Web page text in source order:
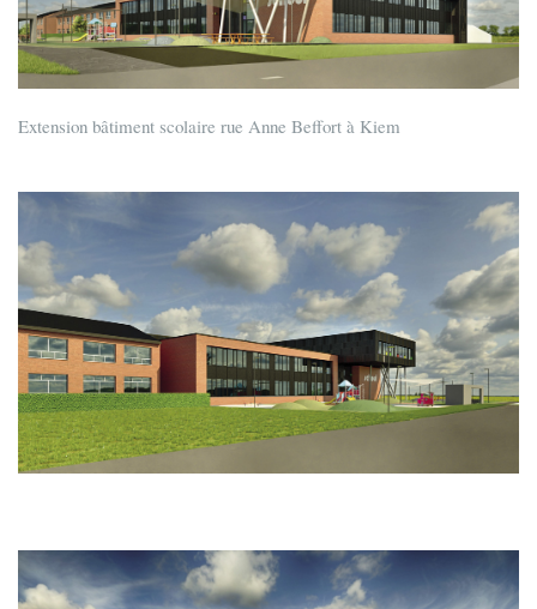
Extension bâtiment scolaire rue Anne Beffort à Kiem